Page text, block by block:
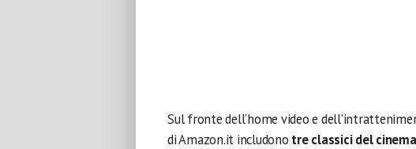
Sul fronte dell’home video e
di Amazon.it includono tre classici del